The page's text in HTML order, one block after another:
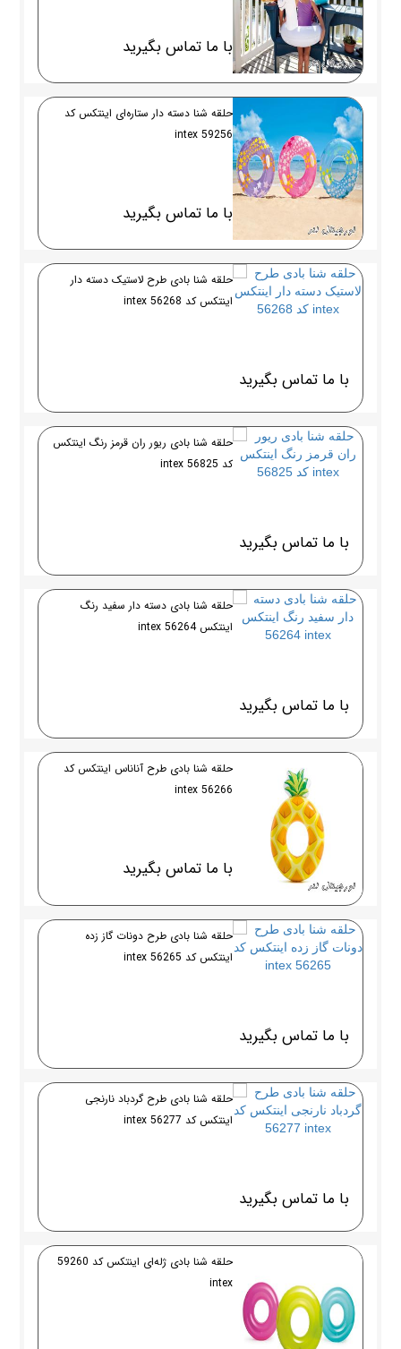
با ما تماس بگیرید
حلقه شنا دسته دار ستاره‌ای اینتکس کد
59256 intex
با ما تماس بگیرید
حلقه شنا بادی طرح لاستیک دسته دار
اینتکس کد 56268 intex
با ما تماس بگیرید
حلقه شنا بادی ریور ران قرمز رنگ اینتکس
کد 56825 intex
با ما تماس بگیرید
حلقه شنا بادی دسته دار سفید رنگ
اینتکس 56264 intex
با ما تماس بگیرید
حلقه شنا بادی طرح آناناس اینتکس کد
56266 intex
با ما تماس بگیرید
حلقه شنا بادی طرح دونات گاز زده
اینتکس کد intex 56265
با ما تماس بگیرید
حلقه شنا بادی طرح گردباد نارنجی
اینتکس کد 56277 intex
با ما تماس بگیرید
حلقه شنا بادی ژله‌ای اینتکس کد 59260
intex